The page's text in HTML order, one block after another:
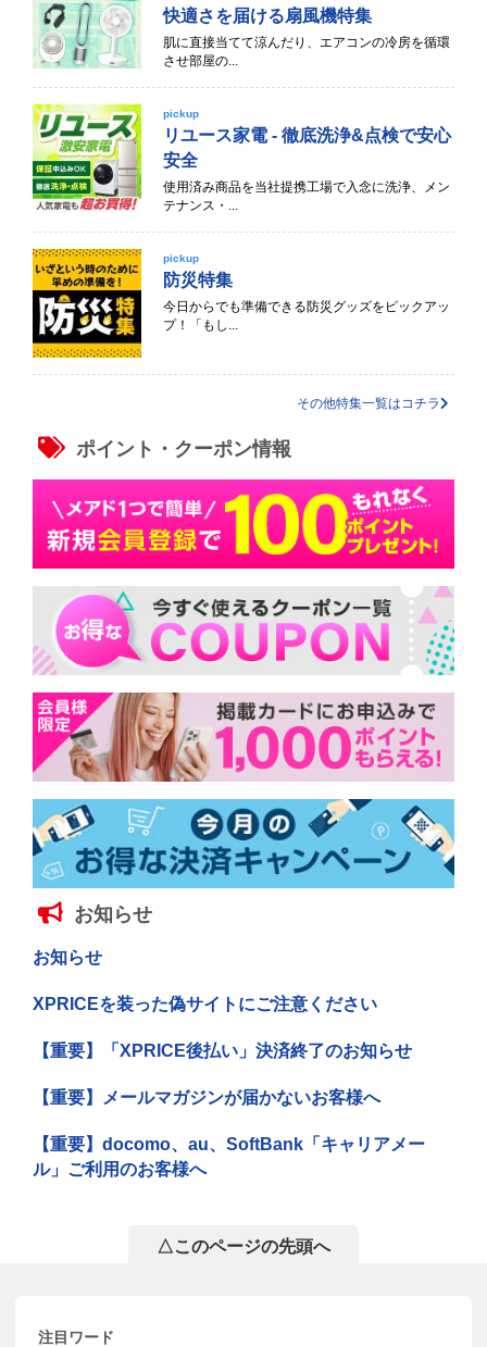
快適さを届ける扇風機特集
肌に直接当てて涼んだり、エアコンの冷房を循環
させ部屋の...
pickup
リユース家電 - 徹底洗浄&点検で安心
安全
使用済み商品を当社提携工場で入念に洗浄、メン
テナンス・...
pickup
防災特集
今日からでも準備できる防災グッズをピックアッ
プ！「もし...
その他特集一覧はコチラ
ポイント・クーポン情報
お知らせ
お知らせ
XPRICEを装った偽サイトにご注意ください
【重要】「XPRICE後払い」決済終了のお知らせ
【重要】メールマガジンが届かないお客様へ
【重要】docomo、au、SoftBank「キャリアメー
ル」ご利用のお客様へ
△このページの先頭へ
注目ワード